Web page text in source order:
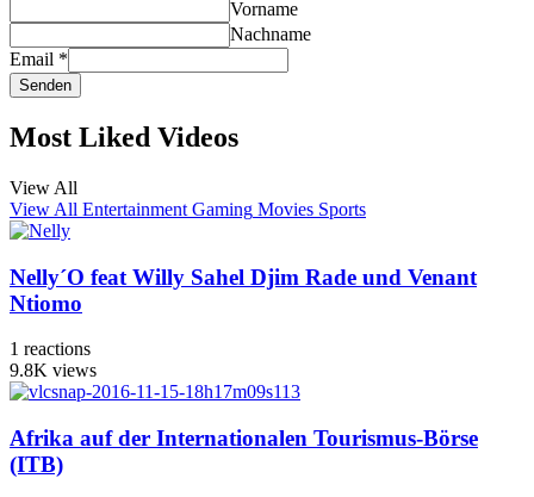
Vorname
Nachname
Email *
Senden
Most Liked Videos
View All
View All Entertainment Gaming Movies Sports
Nelly´O feat Willy Sahel Djim Rade und Venant
Ntiomo
1 reactions
9.8K views
Afrika auf der Internationalen Tourismus-Börse
(ITB)